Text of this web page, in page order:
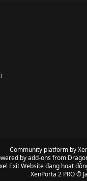
Community platform by
byadd-ons from
ExitWebsite đang hoạt
XenPorta 2 PRO©